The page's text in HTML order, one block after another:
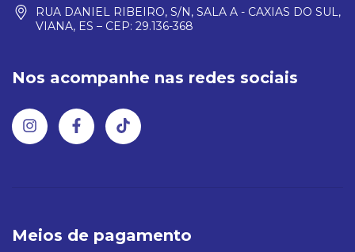
RUA DANIEL RIBEIRO, S/N, SALA A - CAXIAS DO SUL,
VIANA, ES – CEP: 29.136-368
Nos acompanhe nas redes sociais
Meios de pagamento